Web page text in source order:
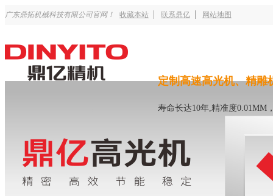
广东鼎拓机械科技有限公司官网！ 收藏本站 联系鼎亿 网站地图
定制高速高光机、精雕
寿命长达10年,精准度0.01MM